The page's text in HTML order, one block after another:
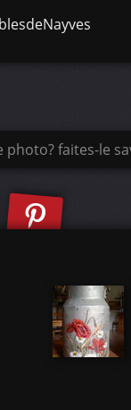
photo? faites-le